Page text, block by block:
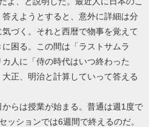
えようとすると、意外に詳細は分
づく。それと西暦で物事を覚えて
困る。この間は「ラストサムラ
人に「侍の時代はいつ終わった
正、明治と計算していって答える
らは授業が始まる。普通は週1度で
ッションでは6週間で終えるのだ。